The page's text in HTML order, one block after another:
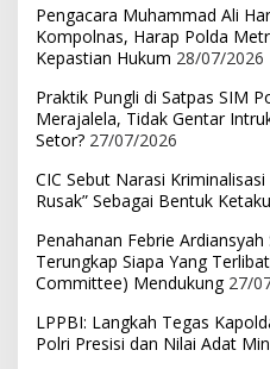
Pengacara Muhammad Ali
Kompolnas, Harap Polda
Kepastian Hukum 28/07/2026
Praktik Pungli di Satpas SIM
Merajalela, Tidak Gentar
Setor? 27/07/2026
CIC Sebut Narasi
Rusak” Sebagai Bentuk
Penahanan Febrie
Terungkap Siapa Yang
Committee) Mendukung 27/
LPPBI: Langkah Tegas
Polri Presisi dan Nilai Adat